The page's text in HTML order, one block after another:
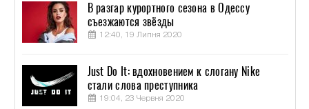
В разгар курортного сезона в Одессу
съезжаются звёзды
12:40, 19 Липня 2020
Just Do It: вдохновением к слогану Nike
стали слова преступника
19:04, 23 Червня 2020